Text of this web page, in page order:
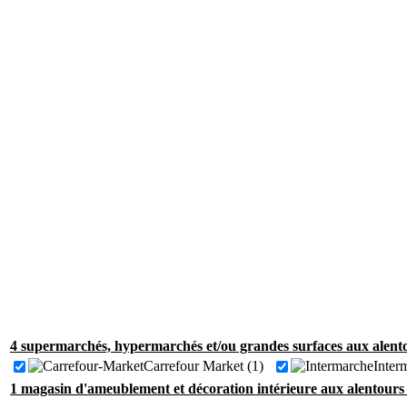
4 supermarchés, hypermarchés et/ou grandes surfaces aux
Carrefour Market (1)
1 magasin d'ameublement et décoration intérieure aux